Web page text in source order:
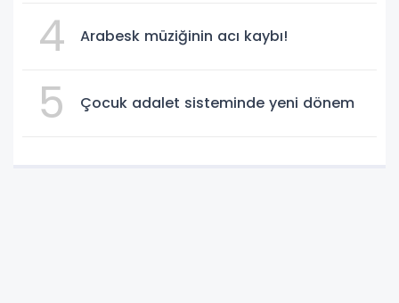
4 Arabesk müziğinin acı kaybı!
5 Çocuk adalet sisteminde yeni dönem